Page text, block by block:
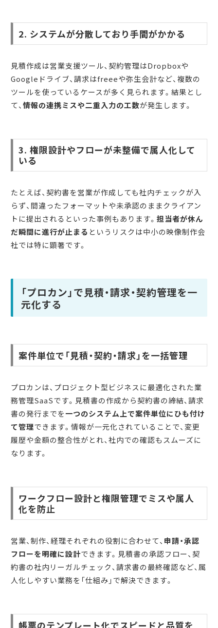
2. システムが分散しており手間がかかる
見積作成は営業支援ツール、契約管理はDropboxや
Googleドライブ、請求はfreeeや弥生会計など、複数の
ツールを使っているケースが多く見られます。結果とし
て、情報の連携ミスや二重入力の工数が発生します。
3. 権限設計やフローが未整備で属人化して
いる
たとえば、契約書を営業が作成しても社内チェックが入
らず、間違ったフォーマットや未承認のままクライアン
トに提出されるといった事例もあります。担当者が休ん
だ瞬間に進行が止まる というリスクは中小の映像制作会
社では特に顕著です。
「プロカン」で見積・請求・契約管理を一
元化する
案件単位で「見積・契約・請求」を一括管理
プロカンは、プロジェクト型ビジネスに最適化された業
務管理SaaSです。見積書の作成から契約書の締結、請求
書の発行までを一つのシステム上で案件単位にひも付け
て管理できます。情報が一元化されていることで、変更
履歴や金額の整合性がとれ、社内での確認もスムーズに
なります。
ワークフロー設計と権限管理でミスや属人
化を防止
営業、制作、経理それぞれの役割に合わせて、 申請・承認
フローを明確に設計できます。見積書の承認フロー、契
約書の社内リーガルチェック、請求書の最終確認など、属
人化しやすい業務を「仕組み」で解決できます。
帳票のテンプレート化でスピードと品質を